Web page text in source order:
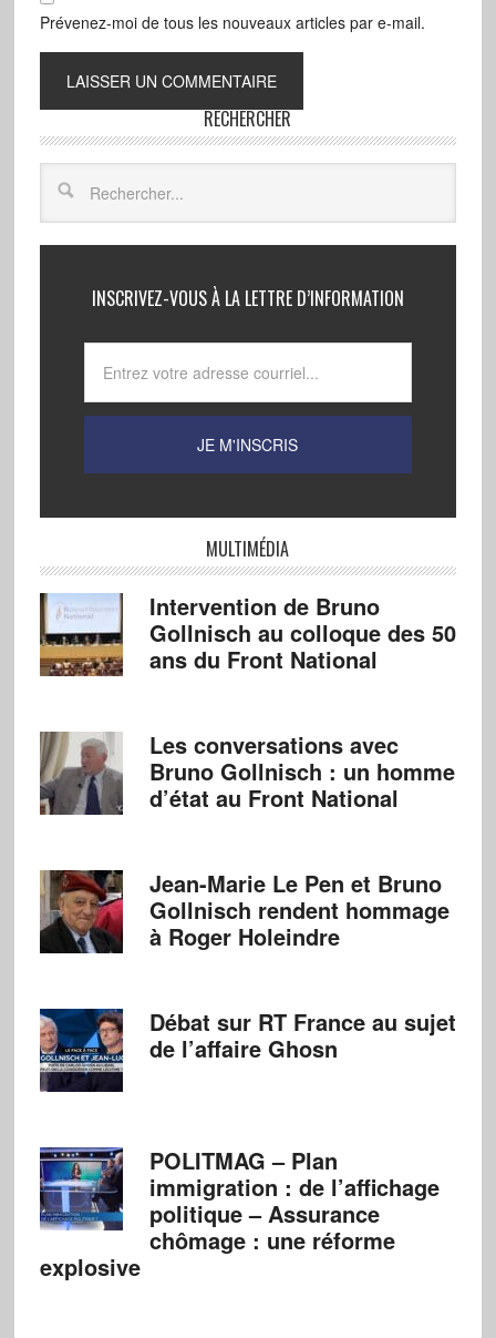
Prévenez-moi de tous les nouveaux articles par e-mail.
RECHERCHER
INSCRIVEZ-VOUS À LA LETTRE D’INFORMATION
MULTIMÉDIA
Intervention de Bruno
Gollnisch au colloque des 50
ans du Front National
Les conversations avec
Bruno Gollnisch : un homme
d’état au Front National
Jean-Marie Le Pen et Bruno
Gollnisch rendent hommage
à Roger Holeindre
Débat sur RT France au sujet
de l’affaire Ghosn
POLITMAG – Plan
immigration : de l’affichage
politique – Assurance
chômage : une réforme
explosive